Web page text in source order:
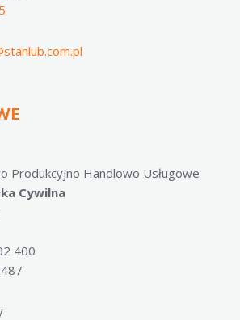
Produkcyjno Handlowo Usługowe
Cywilna
400